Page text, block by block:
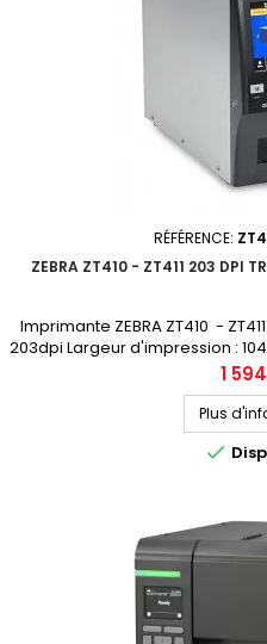
RÉFÉRENCE:
ZEBRA ZT410 - ZT411 203 DPI
Imprimante ZEBRA ZT410 -
203dpi Largeur d'impression :
USB, RS-232, Ethernet, Bluetooth
Demandez votre devis
nouvelle
Prix
1
Plus
